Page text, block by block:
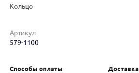
Кольцо (29728398)
Кольцо
Артикул
579-1100
Способы оплаты Доставка